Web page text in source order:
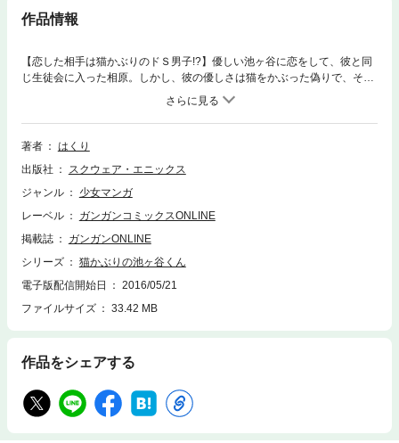
作品情報
【恋した相手は猫かぶりのドＳ男子!?】優しい池ヶ谷に恋をして、彼と同
じ生徒会に入った相原。しかし、彼の優しさは猫をかぶった偽りで、その
本性は横暴なドＳ男子だった！ さらに彼には秘密の力もあり…。猫かぶ
りのドＳ男子との学園ラブ、第１巻!! ──で、お前、こんな俺でも好きっ
て言えるわけ？(C)2016 Hakuri
著者
はくり
出版社
スクウェア・エニックス
ジャンル
少女マンガ
レーベル
ガンガンコミックスONLINE
掲載誌
ガンガンONLINE
シリーズ
猫かぶりの池ヶ谷くん
電子版配信開始日
2016/05/21
ファイルサイズ
33.42 MB
作品をシェアする